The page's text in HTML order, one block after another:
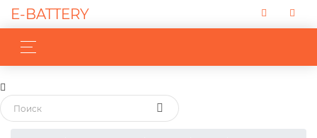
E-BATTERY